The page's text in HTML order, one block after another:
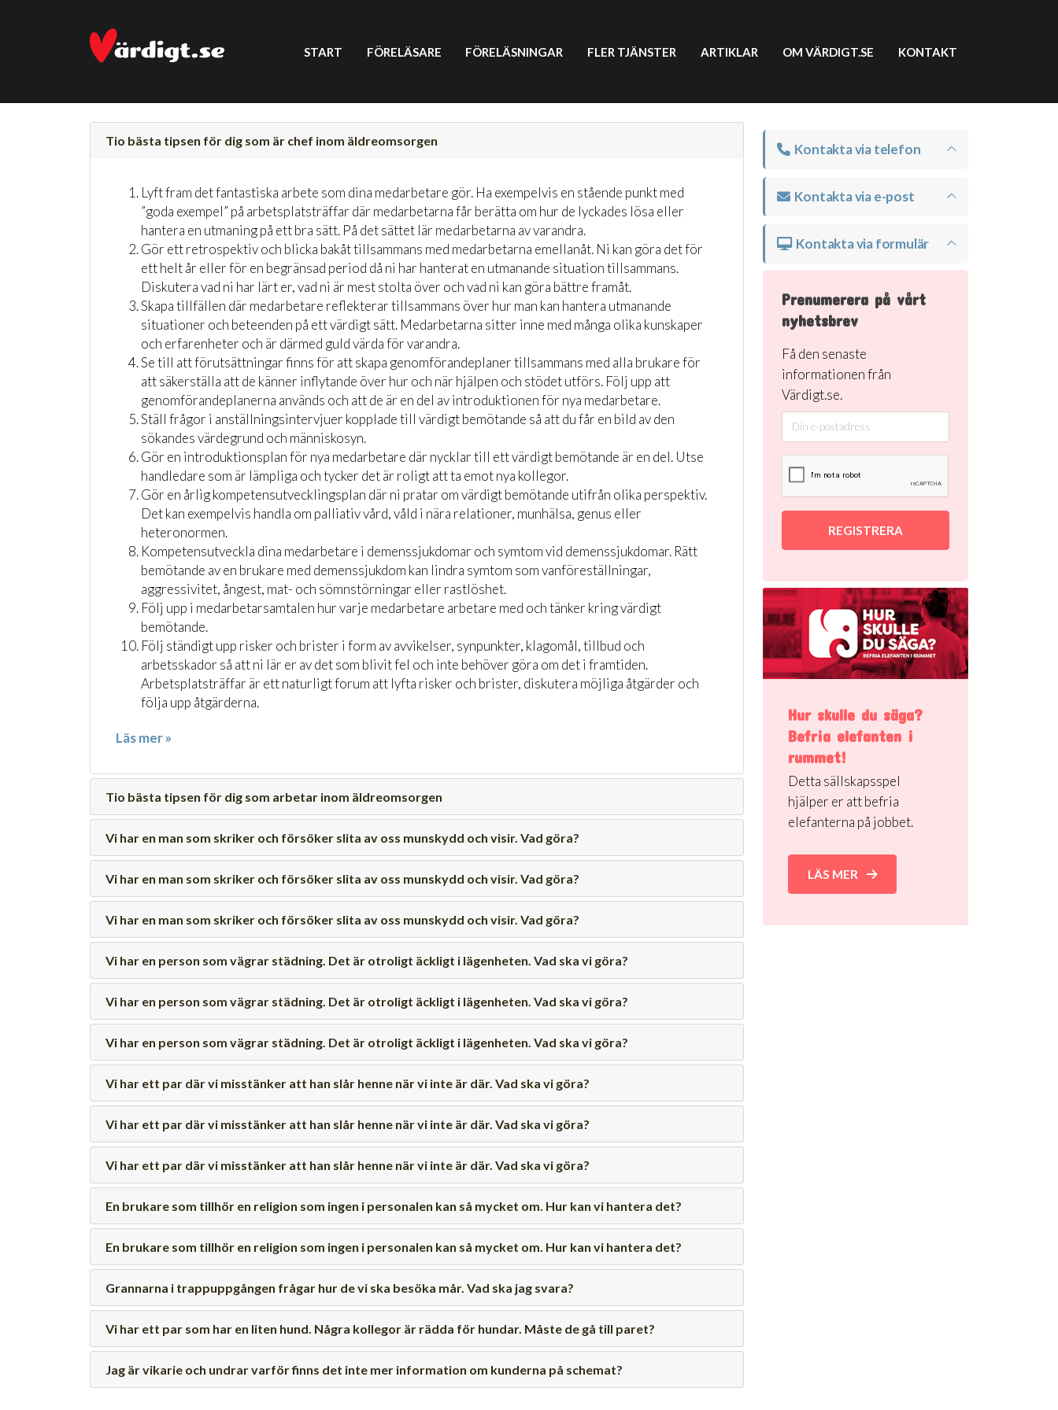
START FÖRELÄSARE FÖRELÄSNINGAR FLER TJÄNSTER ARTIKLAR OM VÄRDIGT.SE KONTAKT
Tio bästa tipsen för dig som är chef inom äldreomsorgen
Lyft fram det fantastiska arbete som dina medarbetare gör. Ha exempelvis en stående punkt med
”goda exempel” på arbetsplatsträffar där medarbetarna får berätta om hur de lyckades lösa eller
hantera en utmaning på ett bra sätt. På det sättet lär medarbetarna av varandra.
Gör ett retrospektiv och blicka bakåt tillsammans med medarbetarna emellanåt. Ni kan göra det för
ett helt år eller för en begränsad period då ni har hanterat en utmanande situation tillsammans.
Diskutera vad ni har lärt er, vad ni är mest stolta över och vad ni kan göra bättre framåt.
Skapa tillfällen där medarbetare reflekterar tillsammans över hur man kan hantera utmanande
situationer och beteenden på ett värdigt sätt. Medarbetarna sitter inne med många olika kunskaper
och erfarenheter och är därmed guld värda för varandra.
Se till att förutsättningar finns för att skapa genomförandeplaner tillsammans med alla brukare för
att säkerställa att de känner inflytande över hur och när hjälpen och stödet utförs. Följ upp att
genomförandeplanerna används och att de är en del av introduktionen för nya medarbetare.
Ställ frågor i anställningsintervjuer kopplade till värdigt bemötande så att du får en bild av den
sökandes värdegrund och människosyn.
Gör en introduktionsplan för nya medarbetare där nycklar till ett värdigt bemötande är en del. Utse
handledare som är lämpliga och tycker det är roligt att ta emot nya kollegor.
Gör en årlig kompetensutvecklingsplan där ni pratar om värdigt bemötande utifrån olika perspektiv.
Det kan exempelvis handla om palliativ vård, våld i nära relationer, munhälsa, genus eller
heteronormen.
Kompetensutveckla dina medarbetare i demenssjukdomar och symtom vid demenssjukdomar. Rätt
bemötande av en brukare med demenssjukdom kan lindra symtom som vanföreställningar,
aggressivitet, ångest, mat- och sömnstörningar eller rastlöshet.
Följ upp i medarbetarsamtalen hur varje medarbetare arbetare med och tänker kring värdigt
bemötande.
Följ ständigt upp risker och brister i form av avvikelser, synpunkter, klagomål, tillbud och
arbetsskador så att ni lär er av det som blivit fel och inte behöver göra om det i framtiden.
Arbetsplatsträffar är ett naturligt forum att lyfta risker och brister, diskutera möjliga åtgärder och
följa upp åtgärderna.
Läs mer »
Tio bästa tipsen för dig som arbetar inom äldreomsorgen
Vi har en man som skriker och försöker slita av oss munskydd och visir. Vad göra?
Vi har en man som skriker och försöker slita av oss munskydd och visir. Vad göra?
Vi har en man som skriker och försöker slita av oss munskydd och visir. Vad göra?
Vi har en person som vägrar städning. Det är otroligt äckligt i lägenheten. Vad ska vi göra?
Vi har en person som vägrar städning. Det är otroligt äckligt i lägenheten. Vad ska vi göra?
Vi har en person som vägrar städning. Det är otroligt äckligt i lägenheten. Vad ska vi göra?
Vi har ett par där vi misstänker att han slår henne när vi inte är där. Vad ska vi göra?
Vi har ett par där vi misstänker att han slår henne när vi inte är där. Vad ska vi göra?
Vi har ett par där vi misstänker att han slår henne när vi inte är där. Vad ska vi göra?
En brukare som tillhör en religion som ingen i personalen kan så mycket om. Hur kan vi hantera det?
En brukare som tillhör en religion som ingen i personalen kan så mycket om. Hur kan vi hantera det?
Grannarna i trappuppgången frågar hur de vi ska besöka mår. Vad ska jag svara?
Vi har ett par som har en liten hund. Några kollegor är rädda för hundar. Måste de gå till paret?
Jag är vikarie och undrar varför finns det inte mer information om kunderna på schemat?
Kontakta via telefon
Kontakta via e-post
Kontakta via formulär
Prenumerera på vårt
nyhetsbrev
Få den senaste
informationen från
Värdigt.se.
REGISTRERA
Hur skulle du säga?
Befria elefanten i
rummet!
Detta sällskapsspel
hjälper er att befria
elefanterna på jobbet.
LÄS MER